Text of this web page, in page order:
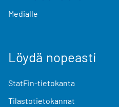
Medialle
Löydä nopeasti
StatFin-tietokanta
Tilastotietokannat